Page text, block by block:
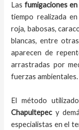
Las fumigacionesen
tiempo realizada en
roja, babosas,
blancas, entre
aparecen de
arrastradas por
fuerzas ambientales.
El método
Chapultepecy
especialistas en el